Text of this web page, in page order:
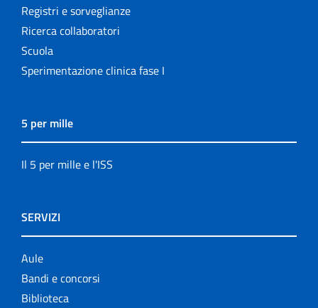
Registri e sorveglianze
Ricerca collaboratori
Scuola
Sperimentazione clinica fase I
5 per mille
Il 5 per mille e l'ISS
SERVIZI
Aule
Bandi e concorsi
Biblioteca